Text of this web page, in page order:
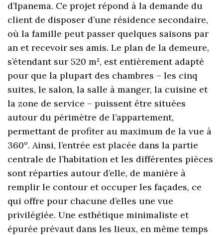
d’Ipanema. Ce projet répond à la demande du
client de disposer d’une résidence secondaire,
où la famille peut passer quelques saisons par
an et recevoir ses amis. Le plan de la demeure,
s’étendant sur 520 m², est entièrement adapté
pour que la plupart des chambres – les cinq
suites, le salon, la salle à manger, la cuisine et
la zone de service – puissent être situées
autour du périmètre de l’appartement,
permettant de profiter au maximum de la vue à
360º. Ainsi, l’entrée est placée dans la partie
centrale de l’habitation et les différentes pièces
sont réparties autour d’elle, de manière à
remplir le contour et occuper les façades, ce
qui offre pour chacune d’elles une vue
privilégiée. Une esthétique minimaliste et
épurée prévaut dans les lieux, en même temps